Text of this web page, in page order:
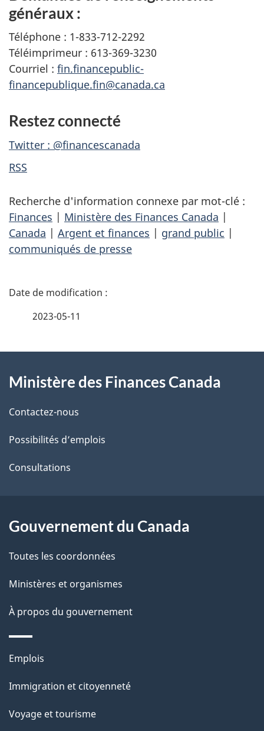
généraux :
Téléphone : 1-833-712-2292
Téléimprimeur : 613-369-3230
Courriel : fin.financepublic-
financepublique.fin@canada.ca
Restez connecté
Twitter : @financescanada
RSS
Recherche d'information connexe par mot-clé :
Finances | Ministère des Finances Canada |
Canada | Argent et finances | grand public |
communiqués de presse
D
i
l
s
d
l
p
a
g
e
2023-05-11
propos
de
ce
site
Ministère des Finances Canada
Contactez-nous
Possibilités d’emplois
Consultations
Gouvernement du Canada
Toutes les coordonnées
Ministères et organismes
À propos du gouvernement
Thèmes
sujets
Emplois
Immigration et citoyenneté
Voyage et tourisme